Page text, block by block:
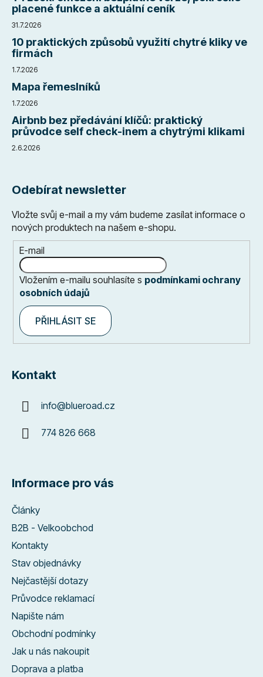
placené funkce a aktuální ceník
31.7.2026
10 praktických způsobů využití chytré kliky ve
firmách
1.7.2026
Mapa řemeslníků
1.7.2026
Airbnb bez předávání klíčů: praktický
průvodce self check-inem a chytrými klikami
2.6.2026
Odebírat newsletter
Vložte svůj e-mail a my vám budeme zasílat informace o
nových produktech na našem e-shopu.
E-mail
Vložením e-mailu souhlasíte s podmínkami ochrany
osobních údajů
PŘIHLÁSIT SE
Kontakt
info@blueroad.cz
774 826 668
Informace pro vás
Články
B2B - Velkoobchod
Kontakty
Stav objednávky
Nejčastější dotazy
Průvodce reklamací
Napište nám
Obchodní podmínky
Jak u nás nakoupit
Doprava a platba